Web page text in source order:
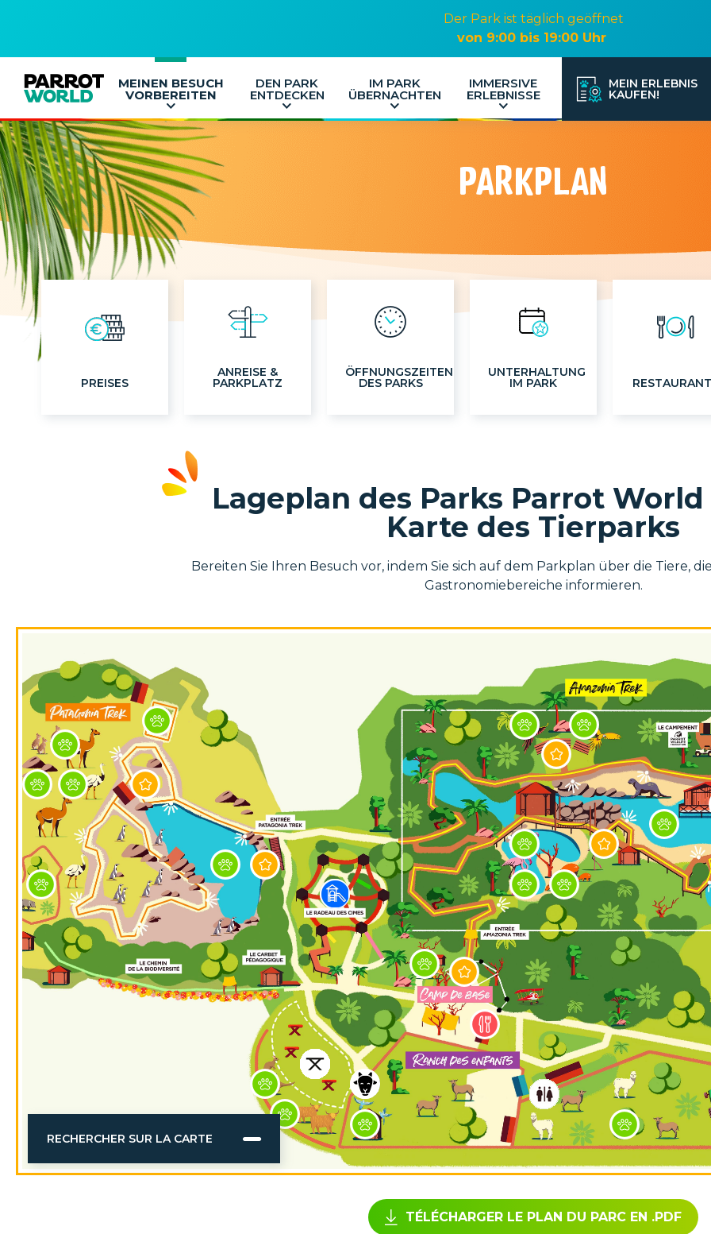
Der Park ist täglich geöffnet
von 9:00 bis 19:00 Uhr
MEINEN BESUCH
VORBEREITEN
DEN PARK
ENTDECKEN
IM PARK
ÜBERNACHTEN
IMMERSIVE
ERLEBNISSE
MEIN ERLEBNIS
KAUFEN!
PARKPLAN
PREISES
ANREISE &
PARKPLATZ
ÖFFNUNGSZEITEN
DES PARKS
UNTERHALTUNG
IM PARK
Lageplan des Parks Parrot
Karte des Tierparks
Bereiten Sie Ihren Besuch vor, indem Sie sich auf dem Parkplan über die Tiere,
Gastronomiebereiche informieren.
RECHERCHER SUR LA CARTE
TÉLÉCHARGER LE PLAN DU PARC EN .PDF